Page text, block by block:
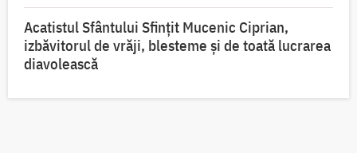
Acatistul Sfântului Sfințit Mucenic Ciprian,
izbăvitorul de vrăji, blesteme și de toată lucrarea
diavolească